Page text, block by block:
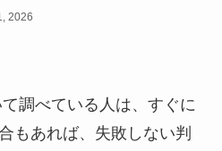
2026
調べている人は、すぐに
もあれば、失敗しない判